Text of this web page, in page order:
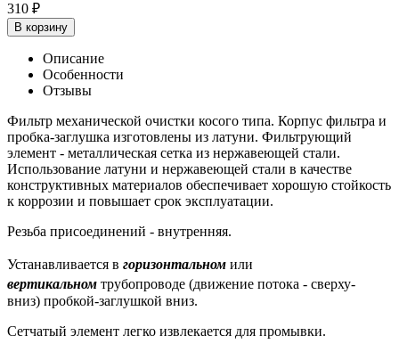
310 ₽
В корзину
Описание
Особенности
Отзывы
Фильтр механической очистки косого типа. Корпус фильтра и
пробка-заглушка изготовлены из латуни. Фильтрующий
элемент - металлическая сетка из нержавеющей стали.
Использование латуни и нержавеющей стали в качестве
конструктивных материалов обеспечивает хорошую стойкость
к коррозии и повышает срок эксплуатации.
Резьба присоединений - внутренняя.
Устанавливается в горизонтальном или
вертикальном трубопроводе (движение потока - сверху-
вниз) пробкой-заглушкой вниз.
Сетчатый элемент легко извлекается для промывки.